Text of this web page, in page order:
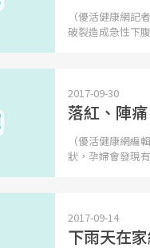
（優活健康網
破裂造成急性下
2017-09-30
落紅、陣
（優活健康網
狀，孕婦會發現
2017-09-14
下雨天在